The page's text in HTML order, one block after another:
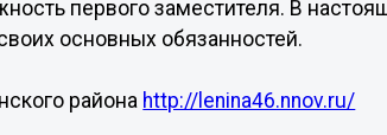
первого заместителя. В
основных обязанностей.
района http://lenina46.nnov.ru/